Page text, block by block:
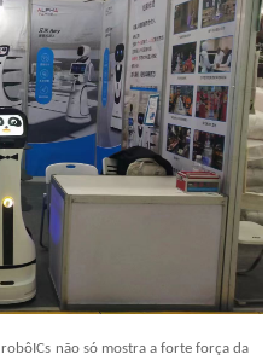
robô ICs não só mostra a forte força da